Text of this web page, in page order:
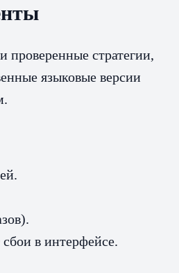
проверенные стратегии,
языковые версии
в интерфейсе.